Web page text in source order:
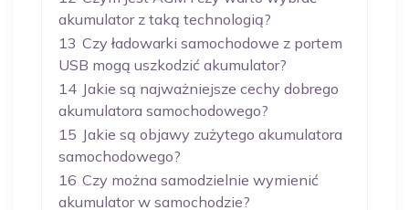
akumulator z taką technologią?
13 Czy ładowarki samochodowe z portem
USB mogą uszkodzić akumulator?
14 Jakie są najważniejsze cechy dobrego
akumulatora samochodowego?
15 Jakie są objawy zużytego akumulatora
samochodowego?
16 Czy można samodzielnie wymienić
akumulator w samochodzie?